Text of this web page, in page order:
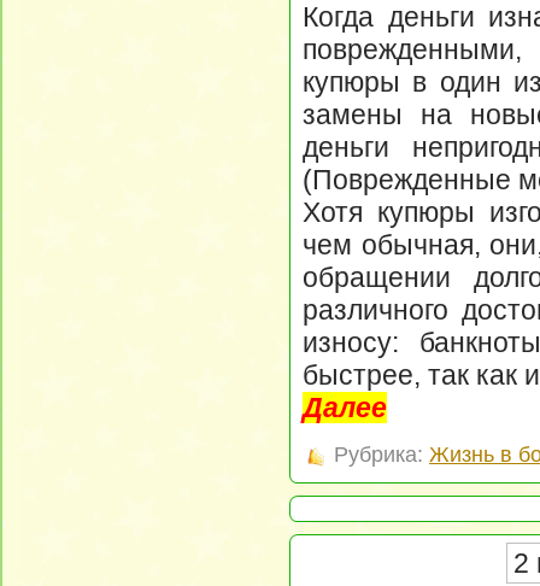
Когда деньги
купюры в один
замены на
деньги
(Поврежденные
Хотя купюры
чем обычная,
обращении
различного
износу:
быстрее, так как
Далее
Рубрика: Жизнь в
2